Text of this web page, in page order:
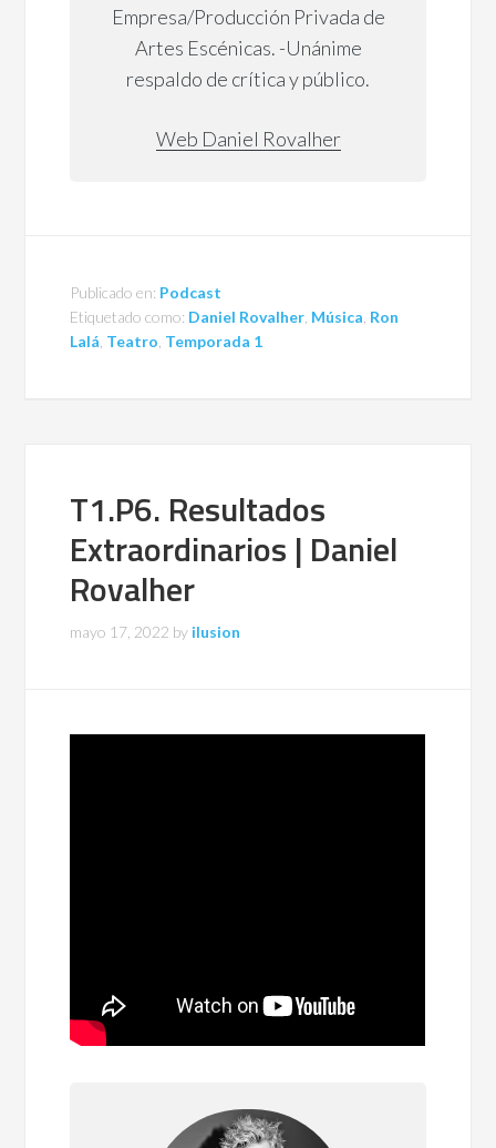
Empresa/Producción Privada de
Artes Escénicas. -Unánime
respaldo de crítica y público.
Web Daniel Rovalher
Publicado en: Podcast
Etiquetado como: Daniel Rovalher Música Ron
Lalá Teatro Temporada 1
T1.P6. Resultados
Extraordinarios | Daniel
Rovalher
mayo 17, 2022 by ilusion